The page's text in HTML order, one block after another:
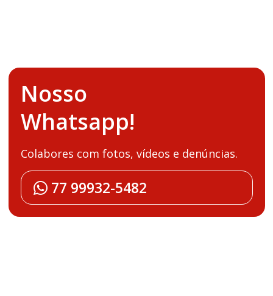
Nosso
Whatsapp!
Colabores com fotos, vídeos e denúncias.
77 99932-5482